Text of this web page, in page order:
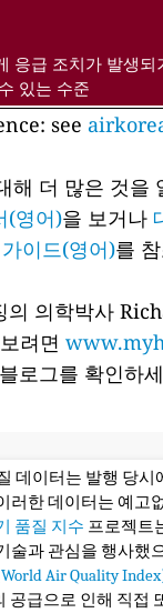
응급 조치가 발생되
있는 수준
see
해 더 많은 것을
(영어)을 보거나
이드(영어)를
의 의학박사
려면
로그를 확인하
데이터는 발행 당시
러한 데이터는 예고
품질 지수 프로젝트
술과 관심을 행사했
Air Quality
공급으로 인해 직접